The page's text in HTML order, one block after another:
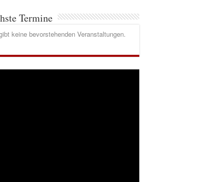
Termine
keine bevorstehenden Veranstaltungen.